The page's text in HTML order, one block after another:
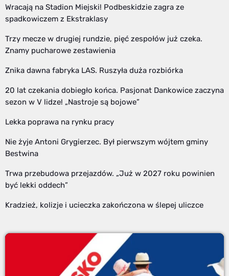
Wracają na Stadion Miejski! Podbeskidzie zagra ze
spadkowiczem z Ekstraklasy
Trzy mecze w drugiej rundzie, pięć zespołów już czeka.
Znamy pucharowe zestawienia
Znika dawna fabryka LAS. Ruszyła duża rozbiórka
20 lat czekania dobiegło końca. Pasjonat Dankowice zaczyna
sezon w V lidze! „Nastroje są bojowe”
Lekka poprawa na rynku pracy
Nie żyje Antoni Grygierzec. Był pierwszym wójtem gminy
Bestwina
Trwa przebudowa przejazdów. „Już w 2027 roku powinien
być lekki oddech”
Kradzież, kolizje i ucieczka zakończona w ślepej uliczce